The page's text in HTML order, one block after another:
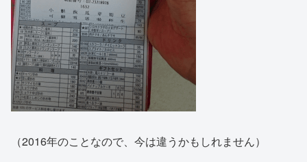
（2016年のことなので、今は違うかもしれません）